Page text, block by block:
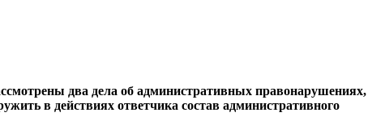
два дела об административных правонарушениях,
в действиях ответчика состав административного